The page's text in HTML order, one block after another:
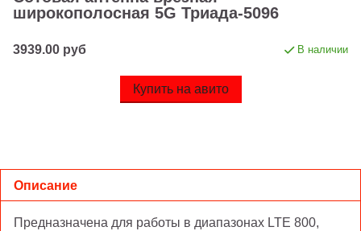
широкополосная 5G Триада-5096
3939.00 руб В наличии
Купить на авито
Описание
Предназначена для работы в диапазонах LTE 800,